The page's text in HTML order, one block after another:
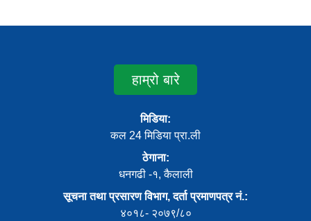
हाम्रो बारे
मिडिया:
कल 24 मिडिया प्रा.ली
ठेगाना:
धनगढी -१, कैलाली
सूचना तथा प्रसारण विभाग, दर्ता प्रमाणपत्र नं.:
४०१८- २०७९/८०